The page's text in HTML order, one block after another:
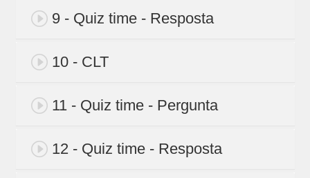
9 - Quiz time - Resposta
10 - CLT
11 - Quiz time - Pergunta
12 - Quiz time - Resposta